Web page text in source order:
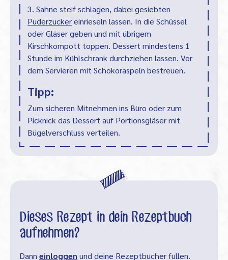
3. Sahne steif schlagen, dabei gesiebten
Puderzuckereinrieseln lassen. In die Schüssel
oder Gläser geben und mit übrigem
Kirschkompott toppen. Dessert mindestens 1
Stunde im Kühlschrank durchziehen lassen. Vor
dem Servieren mit Schokoraspeln bestreuen.
Tipp:
Zum sicheren Mitnehmen ins Büro oder zum
Picknick das Dessert auf Portionsgläser mit
Bügelverschluss verteilen.
Dieses Rezept in dein Rezeptbuch
aufnehmen?
Dann einloggen und deine Rezeptbücher füllen.